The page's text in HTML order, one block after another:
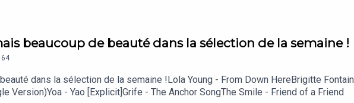
beaucoup de beauté dans la sélection de la semaine !
64
dans la sélection de la semaine !Lola Young - From Down HereBrigitte
Version)Yoa - Yao [Explicit]Grife - The Anchor SongThe Smile - Friend of a Friend